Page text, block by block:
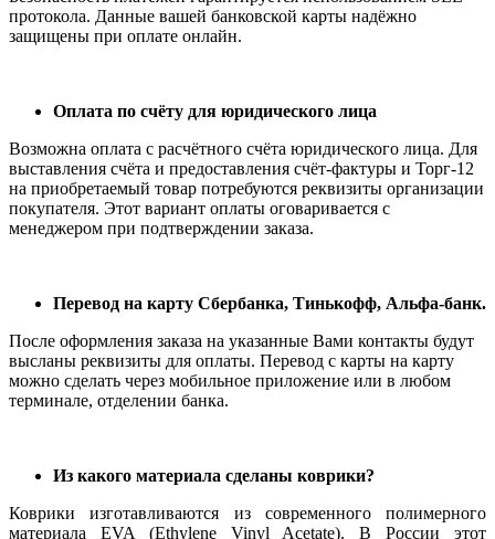
протокола. Данные вашей банковской карты надёжно
защищены при оплате онлайн.
Оплата по счёту для юридического лица
Возможна оплата с расчётного счёта юридического лица. Для
выставления счёта и предоставления счёт-фактуры и Торг-12
на приобретаемый товар потребуются реквизиты организации
покупателя. Этот вариант оплаты оговаривается с
менеджером при подтверждении заказа.
Перевод на карту Сбербанка, Тинькофф, Альфа-банк.
После оформления заказа на указанные Вами контакты будут
высланы реквизиты для оплаты. Перевод с карты на карту
можно сделать через мобильное приложение или в любом
терминале, отделении банка.
Из какого материала сделаны коврики?
Коврики изготавливаются из современного полимерного
материала EVA (Ethylene Vinyl Acetate). В России этот